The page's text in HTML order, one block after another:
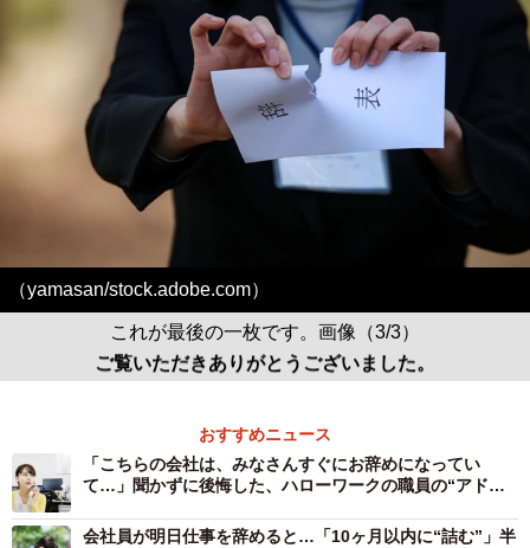
（yamasan/stock.adobe.com）
これが最後の一枚です。画像（3/3）
ご覧いただきありがとうございました。
おすすめニュース
「こちらの会社は、みなさんすぐにお辞めになってい
て…」聞かずに後悔した、ハローワークの職員の“アドバ
会社員が明日仕事を辞めると…「10ヶ月以内に“詰む”」半